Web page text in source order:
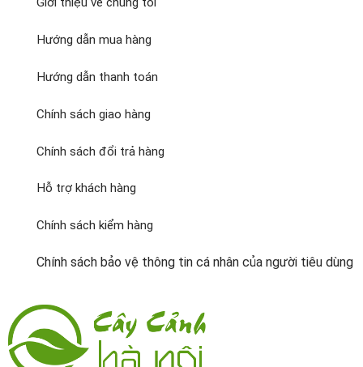
Hướng dẫn mua hàng
Hướng dẫn thanh toán
Chính sách giao hàng
Chính sách đổi trả hàng
Hỗ trợ khách hàng
Chính sách kiểm hàng
Chính sách bảo vệ thông tin cá nhân của người tiêu dùng